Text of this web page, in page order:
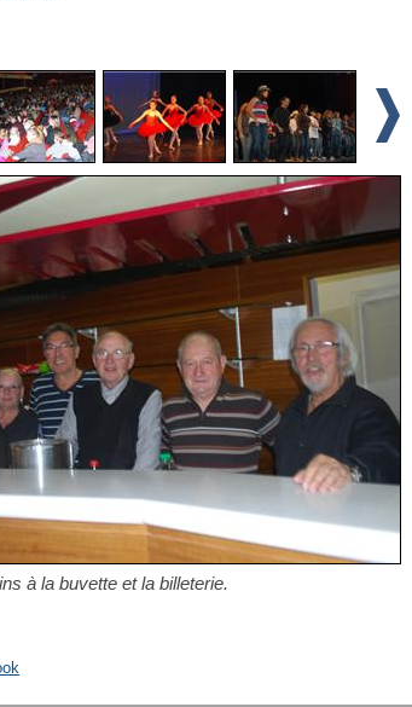
à la buvette et la billeterie.